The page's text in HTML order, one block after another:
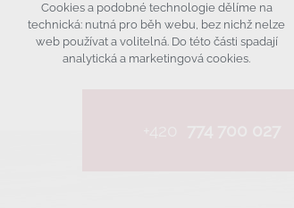
Přijmout všechny cookies
Odmítnout vše
Cookies a podobné technologie dělíme na
technická: nutná pro běh webu, bez nichž nelze
web používat a volitelná. Do této části spadají
analytická a marketingová cookies.